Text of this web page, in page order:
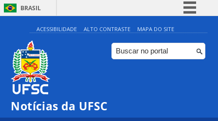
BRASIL
Simplifique!
Comunica BR
Participe
ACESSIBILIDADE ALTO CONTRASTE MAPA DO SITE
Notícias da UFSC